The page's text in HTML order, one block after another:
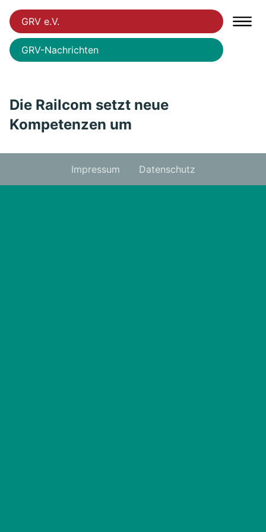
GRV e.V.
GRV-Nachrichten
Die Railcom setzt neue
Kompetenzen um
Impressum Datenschutz